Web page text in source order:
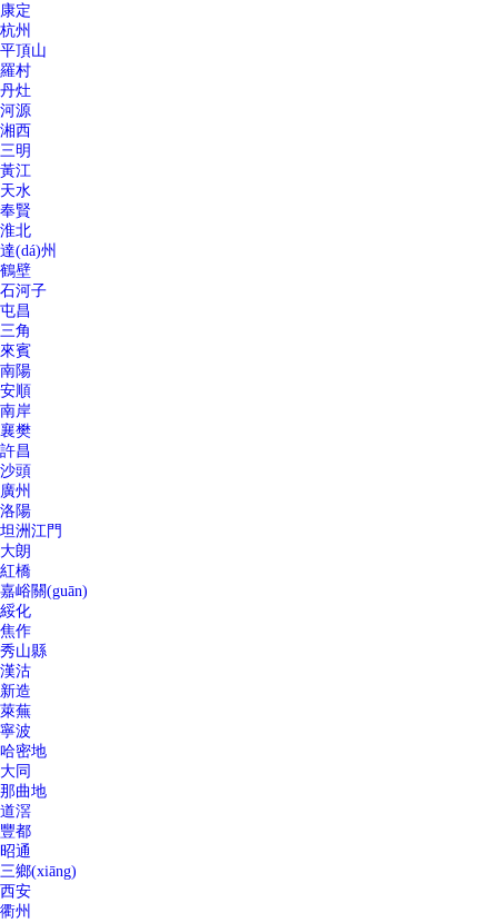
康定
杭州
平頂山
羅村
丹灶
河源
湘西
三明
黃江
天水
奉賢
淮北
達(dá)州
鶴壁
石河子
屯昌
三角
來賓
南陽
安順
南岸
襄樊
許昌
沙頭
廣州
洛陽
坦洲江門
大朗
紅橋
嘉峪關(guān)
綏化
焦作
秀山縣
漢沽
新造
萊蕪
寧波
哈密地
大同
那曲地
道滘
豐都
昭通
三鄉(xiāng)
西安
衢州